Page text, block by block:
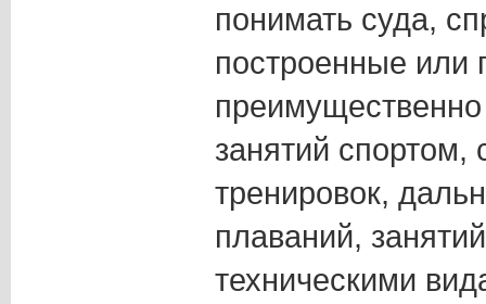
понимать суда,
построенные или
занятий спортом,
тренировок,
плаваний,
техническими